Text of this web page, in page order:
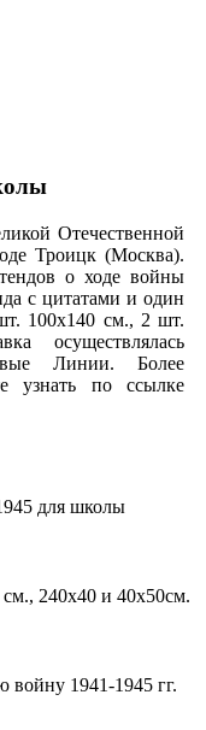
Отечественной
Троицк (Москва).
о ходе войны
с цитатами и один
100х140 см., 2 шт.
осуществлялась
Линии. Более
узнать по ссылке
для школы
240х40 и 40х50см.
1941-1945 гг.